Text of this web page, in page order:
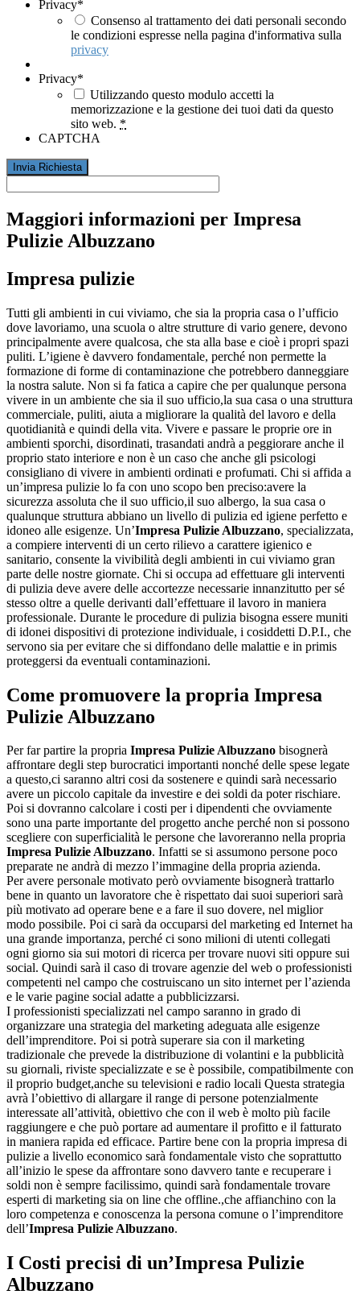
Privacy*
Consenso al trattamento dei dati personali secondo
le condizioni espresse nella pagina d'informativa sulla
privacy
Privacy*
Utilizzando questo modulo accetti la
memorizzazione e la gestione dei tuoi dati da questo
sito web. *
CAPTCHA
Maggiori informazioni per Impresa
Pulizie Albuzzano
Impresa pulizie
Tutti gli ambienti in cui viviamo, che sia la propria casa o l’ufficio
dove lavoriamo, una scuola o altre strutture di vario genere, devono
principalmente avere qualcosa, che sta alla base e cioè i propri spazi
puliti. L’igiene è davvero fondamentale, perché non permette la
formazione di forme di contaminazione che potrebbero danneggiare
la nostra salute. Non si fa fatica a capire che per qualunque persona
vivere in un ambiente che sia il suo ufficio,la sua casa o una struttura
commerciale, puliti, aiuta a migliorare la qualità del lavoro e della
quotidianità e quindi della vita. Vivere e passare le proprie ore in
ambienti sporchi, disordinati, trasandati andrà a peggiorare anche il
proprio stato interiore e non è un caso che anche gli psicologi
consigliano di vivere in ambienti ordinati e profumati. Chi si affida a
un’impresa pulizie lo fa con uno scopo ben preciso:avere la
sicurezza assoluta che il suo ufficio,il suo albergo, la sua casa o
qualunque struttura abbiano un livello di pulizia ed igiene perfetto e
idoneo alle esigenze. Un’Impresa Pulizie Albuzzano, specializzata,
a compiere interventi di un certo rilievo a carattere igienico e
sanitario, consente la vivibilità degli ambienti in cui viviamo gran
parte delle nostre giornate. Chi si occupa ad effettuare gli interventi
di pulizia deve avere delle accortezze necessarie innanzitutto per sé
stesso oltre a quelle derivanti dall’effettuare il lavoro in maniera
professionale. Durante le procedure di pulizia bisogna essere muniti
di idonei dispositivi di protezione individuale, i cosiddetti D.P.I., che
servono sia per evitare che si diffondano delle malattie e in primis
proteggersi da eventuali contaminazioni.
Come promuovere la propria Impresa
Pulizie Albuzzano
Per far partire la propria Impresa Pulizie Albuzzano bisognerà
affrontare degli step burocratici importanti nonché delle spese legate
a questo,ci saranno altri cosi da sostenere e quindi sarà necessario
avere un piccolo capitale da investire e dei soldi da poter rischiare.
Poi si dovranno calcolare i costi per i dipendenti che ovviamente
sono una parte importante del progetto anche perché non si possono
scegliere con superficialità le persone che lavoreranno nella propria
Impresa Pulizie Albuzzano. Infatti se si assumono persone poco
preparate ne andrà di mezzo l’immagine della propria azienda.
Per avere personale motivato però ovviamente bisognerà trattarlo
bene in quanto un lavoratore che è rispettato dai suoi superiori sarà
più motivato ad operare bene e a fare il suo dovere, nel miglior
modo possibile. Poi ci sarà da occuparsi del marketing ed Internet ha
una grande importanza, perché ci sono milioni di utenti collegati
ogni giorno sia sui motori di ricerca per trovare nuovi siti oppure sui
social. Quindi sarà il caso di trovare agenzie del web o professionisti
competenti nel campo che costruiscano un sito internet per l’azienda
e le varie pagine social adatte a pubblicizzarsi.
I professionisti specializzati nel campo saranno in grado di
organizzare una strategia del marketing adeguata alle esigenze
dell’imprenditore. Poi si potrà superare sia con il marketing
tradizionale che prevede la distribuzione di volantini e la pubblicità
su giornali, riviste specializzate e se è possibile, compatibilmente con
il proprio budget,anche su televisioni e radio locali Questa strategia
avrà l’obiettivo di allargare il range di persone potenzialmente
interessate all’attività, obiettivo che con il web è molto più facile
raggiungere e che può portare ad aumentare il profitto e il fatturato
in maniera rapida ed efficace. Partire bene con la propria impresa di
pulizie a livello economico sarà fondamentale visto che soprattutto
all’inizio le spese da affrontare sono davvero tante e recuperare i
soldi non è sempre facilissimo, quindi sarà fondamentale trovare
esperti di marketing sia on line che offline.,che affianchino con la
loro competenza e conoscenza la persona comune o l’imprenditore
dell’Impresa Pulizie Albuzzano.
I Costi precisi di un’Impresa Pulizie
Albuzzano